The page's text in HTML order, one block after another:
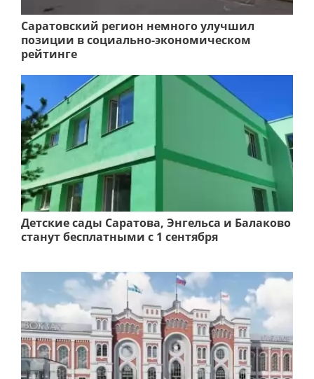
Саратовский регион немного улучшил
позиции в социально-экономическом
рейтинге
Детские сады Саратова, Энгельса и Балаково
станут бесплатными с 1 сентября